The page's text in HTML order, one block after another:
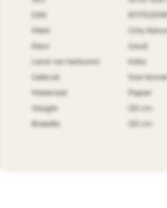
Merk
Only
Kleur
Goud
Land van herkomst
India
Gebruik
Voor binnen
Materiaal
Papier
Hoogte
Breedte